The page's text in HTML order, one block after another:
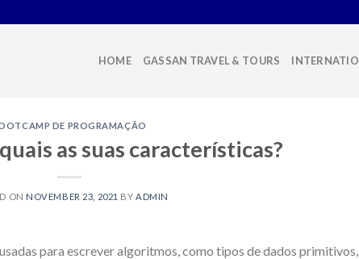
HOME GASSAN TRAVEL & TOURS
DE PROGRAMAÇÃO
as suas características?
ON NOVEMBER 23, 2021 BY ADMIN
para escrever algoritmos, como tipos de dados primitivos,